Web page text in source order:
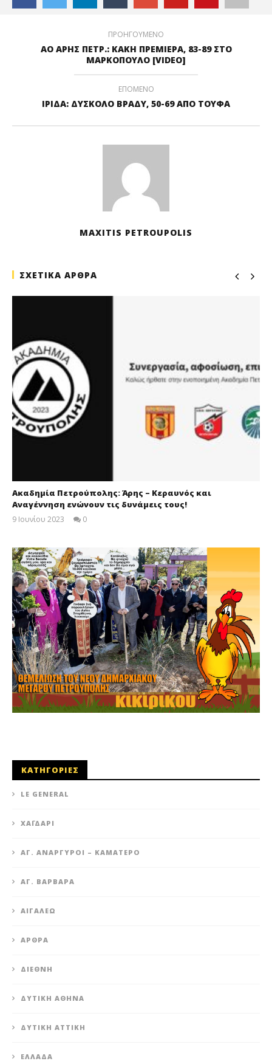
ΠΡΟΗΓΟΥΜΕΝΟ
ΑΟ ΑΡΗΣ ΠΕΤΡ.: KAKH ΠΡΕΜΙΕΡΑ, 83-89 ΣΤΟ
ΜΑΡΚΟΠΟΥΛΟ [VIDEO]
ΕΠΟΜΕΝΟ
ΙΡΙΔΑ: ΔΥΣΚΟΛΟ ΒΡΑΔΥ, 50-69 ΑΠΟ ΤΟΥΦΑ
MAXITIS PETROUPOLIS
ΣΧΕΤΙΚΑ ΑΡΘΡΑ
Ακαδημία Πετρούπολης: Άρης – Κεραυνός και
Αναγέννηση ενώνουν τις δυνάμεις τους!
9 Ιουνίου 2023
0
ΚΑΤΗΓΟΡΙΕΣ
LE GENERAL
XΑΪΔΆΡΙ
ΆΓ. ΑΝΆΡΓΥΡΟΙ – KΑΜΑΤΕΡΌ
ΑΓ. ΒΑΡΒΆΡΑ
ΑΙΓΆΛΕΩ
ΆΡΘΡΑ
ΔΙΕΘΝΉ
ΔΥΤΙΚΉ ΑΘΉΝΑ
ΔΥΤΙΚΉ ΑΤΤΙΚΉ
ΕΛΛΆΔΑ